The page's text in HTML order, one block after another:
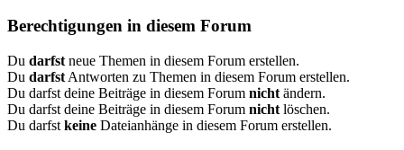
Berechtigungen in diesem Forum
Du darfst neue Themen in diesem Forum erstellen.
Du darfst Antworten zu Themen in diesem Forum erstellen.
Du darfst deine Beiträge in diesem Forum nicht ändern.
Du darfst deine Beiträge in diesem Forum nicht löschen.
Du darfst keine Dateianhänge in diesem Forum erstellen.